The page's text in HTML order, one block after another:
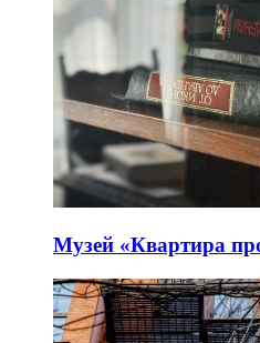
Музей «Квартира